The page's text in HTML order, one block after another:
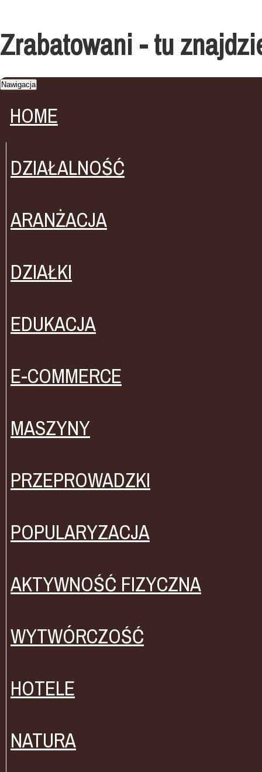
Zrabatowani - tu
Nawigacja
HOME
DZIAŁALNOŚĆ
ARANŻACJA
DZIAŁKI
EDUKACJA
E-COMMERCE
MASZYNY
PRZEPROWADZKI
POPULARYZACJA
AKTYWNOŚĆ FIZYCZNA
WYTWÓRCZOŚĆ
HOTELE
NATURA